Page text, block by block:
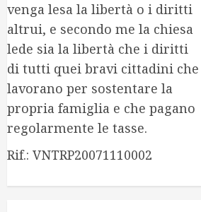
venga lesa la libertà o i diritti
altrui, e secondo me la chiesa
lede sia la libertà che i diritti
di tutti quei bravi cittadini che
lavorano per sostentare la
propria famiglia e che pagano
regolarmente le tasse.
Rif.: VNTRP20071110002